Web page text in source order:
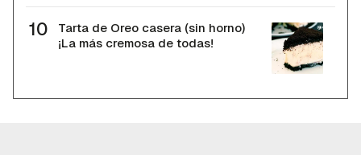
Tarta de Oreo casera (sin horno)
¡La más cremosa de todas!